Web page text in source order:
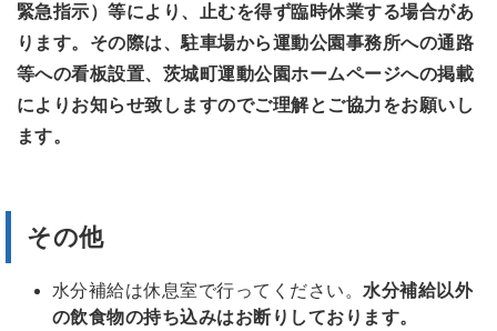
緊急指示）等により、止むを得ず臨時休業する場合があ
ります。その際は、駐車場から運動公園事務所への通路
等への看板設置、茨城町運動公園ホームページへの掲載
によりお知らせ致しますのでご理解とご協力をお願いし
ます。
その他
水分補給は休息室で行ってください。 水分補給以外
の飲食物の持ち込みはお断りしております。